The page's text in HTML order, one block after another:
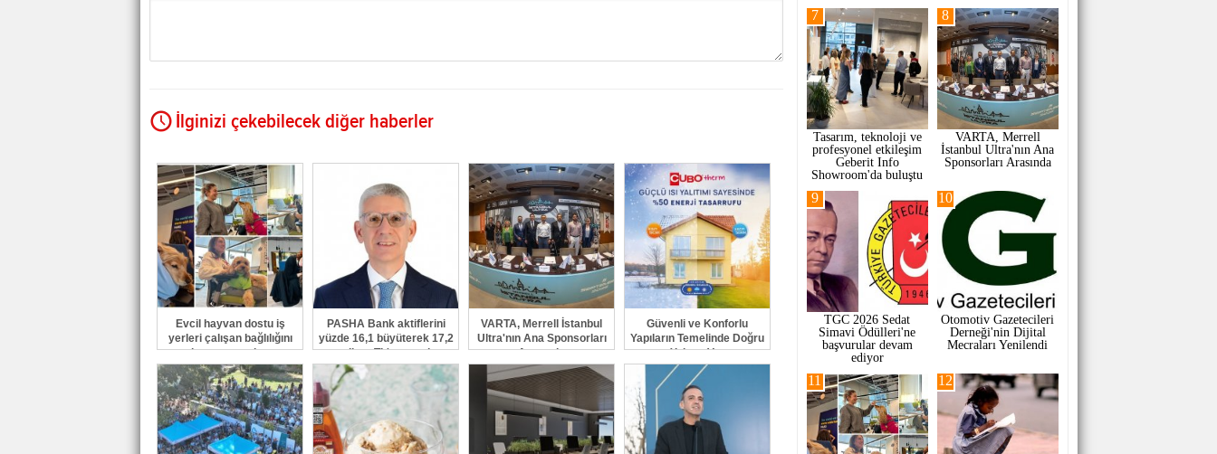
GÖNDER
İlginizi çekebilecek diğer haberler
Evcil hayvan dostu iş
yerleri çalışan bağlılığını
ve işveren markasını
güçlendiriyor
PASHA Bank aktiflerini
yüzde 16,1 büyüterek 17,2
milyar TL'ye taşıdı
VARTA, Merrell İstanbul
Ultra'nın Ana Sponsorları
Arasında
Güvenli ve Konforlu
Yapıların Temelinde Doğru
Yalıtım Var
Tasarım, teknoloji ve
profesyonel etkileşim
Geberit Info
Showroom'da buluştu
7
VARTA, Merrell
İstanbul Ultra'nın Ana
Sponsorları Arasında
8
TGC 2026 Sedat
Simavi Ödülleri'ne
başvurular devam
ediyor
9
Otomotiv Gazetecileri
Derneği'nin Dijital
Mecraları Yenilendi
10
11 12